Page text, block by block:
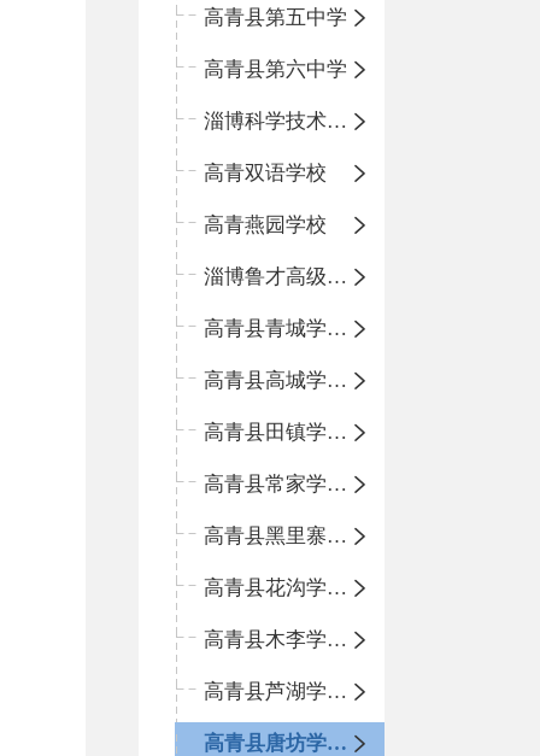
高青县第五中学
高青县第六中学
淄博科学技术学校
高青双语学校
高青燕园学校
淄博鲁才高级中学
高青县青城学区中心小学
高青县高城学区中心小学
高青县田镇学区中心小学
高青县常家学区中心小学
高青县黑里寨学区中心小学
高青县花沟学区中心小学
高青县木李学区中心小学
高青县芦湖学区中心小学
高青县唐坊学区中心小学